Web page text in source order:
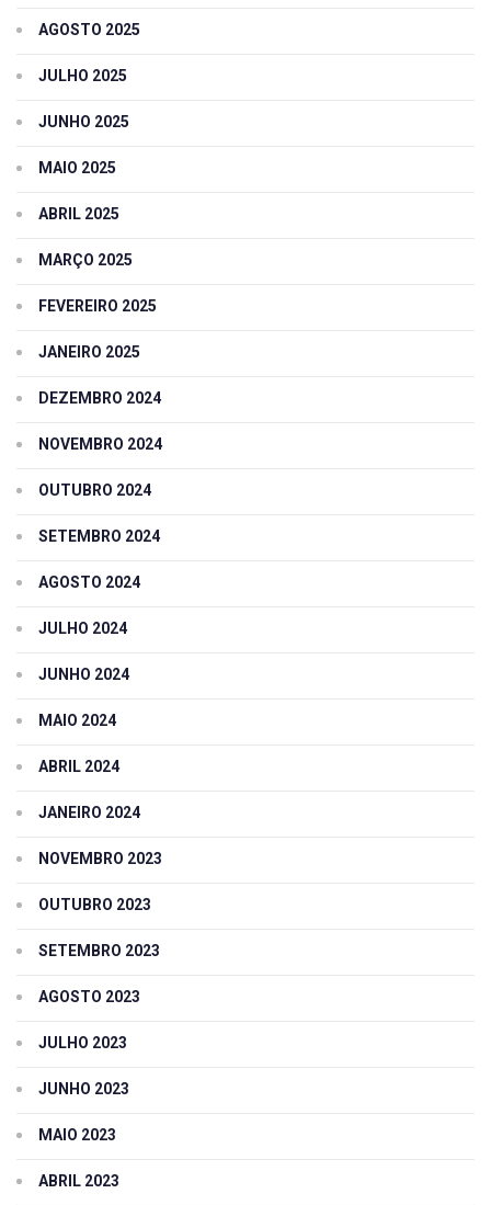
AGOSTO 2025
JULHO 2025
JUNHO 2025
MAIO 2025
ABRIL 2025
MARÇO 2025
FEVEREIRO 2025
JANEIRO 2025
DEZEMBRO 2024
NOVEMBRO 2024
OUTUBRO 2024
SETEMBRO 2024
AGOSTO 2024
JULHO 2024
JUNHO 2024
MAIO 2024
ABRIL 2024
JANEIRO 2024
NOVEMBRO 2023
OUTUBRO 2023
SETEMBRO 2023
AGOSTO 2023
JULHO 2023
JUNHO 2023
MAIO 2023
ABRIL 2023